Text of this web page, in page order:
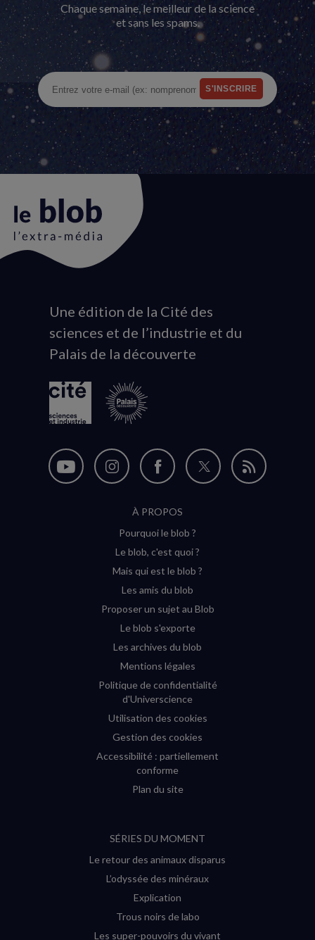
Chaque semaine, le meilleur de la science
et sans les spams.
Animation
du
logo
Une édition de la Cité des
sciences et de l’industrie et du
Palais de la découverte
Nous
Nous
Instagram
(nouvelle
Nous
sur
Facebook
(nouvelle
Nous
Flux
À PROPOS
Pourquoi le blob ?
Le blob, c'est quoi ?
Mais qui est le blob ?
Les amis du blob
Proposer un sujet au Blob
Le blob s'exporte
Les archives du blob
Mentions légales
Politique de confidentialité
d'Universcience
Utilisation des cookies
Gestion des cookies
Accessibilité : partiellement
conforme
Plan du site
SÉRIES DU MOMENT
Le retour des animaux disparus
L’odyssée des minéraux
Explication
Trous noirs de labo
Les super-pouvoirs du vivant